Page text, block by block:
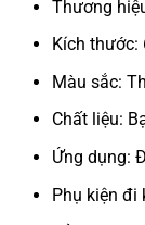
Thương
Kích thước:
Màu sắc:
Chất liệu:
Ứng dụng:
Phụ kiện đi